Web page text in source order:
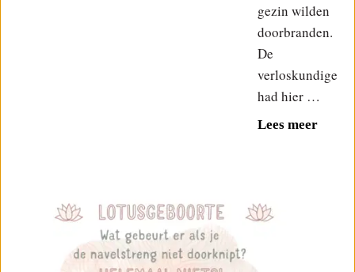
gezin wilden
doorbranden.
De
verloskundige
had hier …
Lees meer